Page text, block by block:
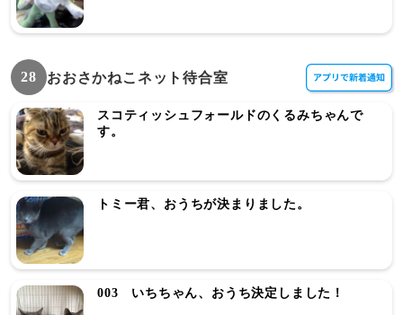
28 おおさかねこネット待合室
スコティッシュフォールドのくるみちゃんで
す。
トミー君、おうちが決まりました。
003 いちちゃん、おうち決定しました！